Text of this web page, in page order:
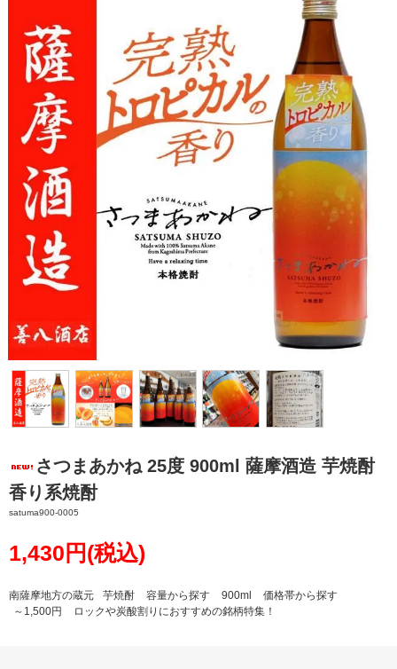
さつまあかね 25度 900ml 薩摩酒造 芋焼酎
香り系焼酎
satuma900-0005
1,430円(税込)
南薩摩地方の蔵元 芋焼酎 容量から探す 900ml
価格帯から探す
～1,500円
ロックや炭酸割りにおすすめの銘柄特集！